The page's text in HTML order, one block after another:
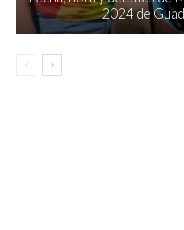
2024 de